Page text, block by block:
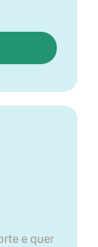
e quer